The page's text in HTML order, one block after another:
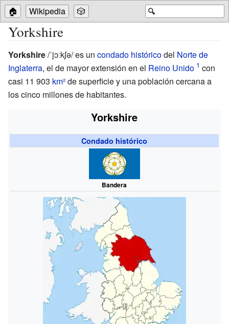
🔍
🏠 Wikipedia 🎲
Yorkshire
Yorkshire/ˈjɔːkʃə/es un condado históricodel Norte de
Inglaterra, el de mayor extensión en el Reino Unido
con
casi 11 903 km²de superficie y una población cercana a
los cinco millones de habitantes.
Yorkshire
Condado histórico
Bandera